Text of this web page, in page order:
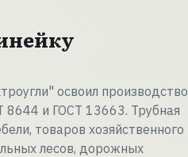
освоил производство
8644 и ГОСТ 13663. Трубная
товаров хозяйственного
лесов, дорожных